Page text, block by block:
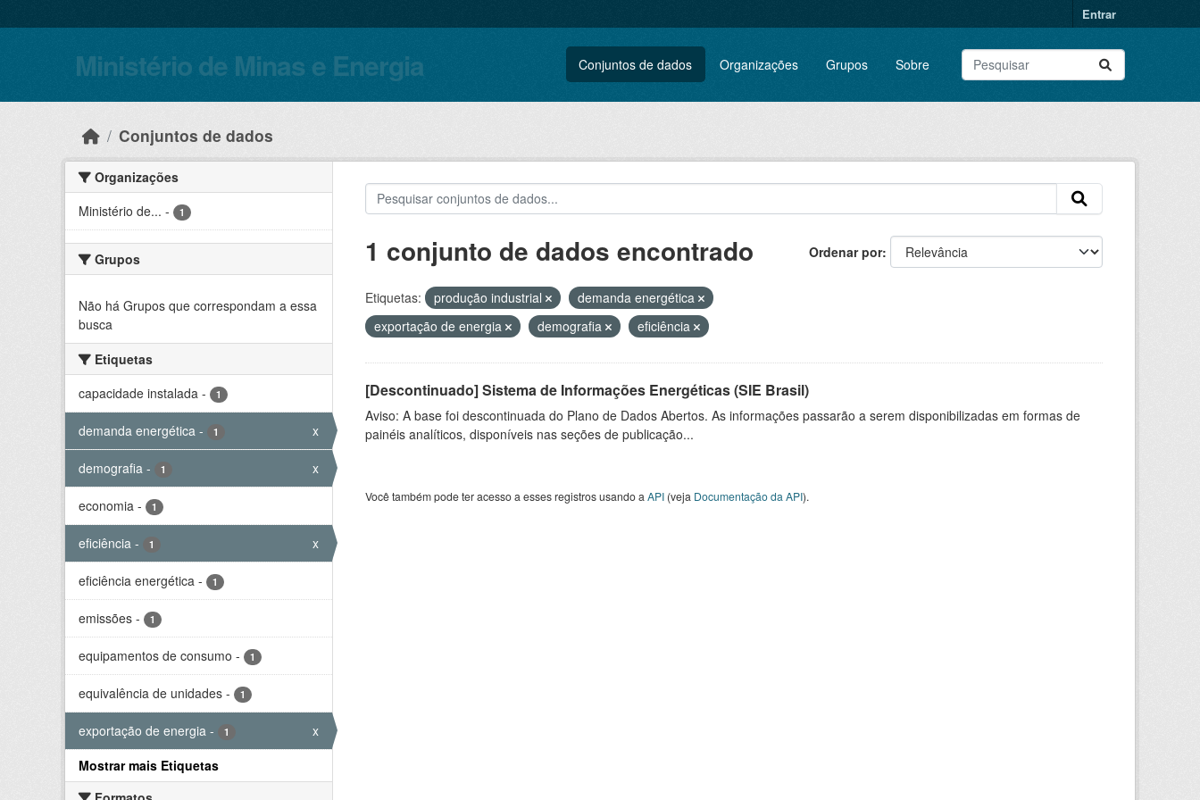
Entrar
Ministério de Minas e Energia Conjuntos de dados Organizações Grupos Sobre
Conjuntos de dados
Organizações
Ministério de... - 1
Grupos
Não há Grupos que correspondam a essa
busca
Etiquetas
capacidade instalada - 1
demanda energética - 1 x
demografia - 1 x
economia - 1
eficiência - 1 x
eficiência energética - 1
emissões - 1
equipamentos de consumo - 1
equivalência de unidades - 1
exportação de energia - 1
x
Mostrar mais Etiquetas
Ordenar por
1 conjunto de dados encontrado
Etiquetas: produção industrial
demanda energética
exportação de energia
demografia eficiência
[Descontinuado] Sistema de Informações Energéticas (SIE Brasil)
Aviso: A base foi descontinuada do Plano de Dados Abertos. As informações passarão a serem disponibilizadas em formas de
painéis analíticos, disponíveis nas seções de publicação...
Você também pode ter acesso a esses registros usando a API(veja Documentação da API).